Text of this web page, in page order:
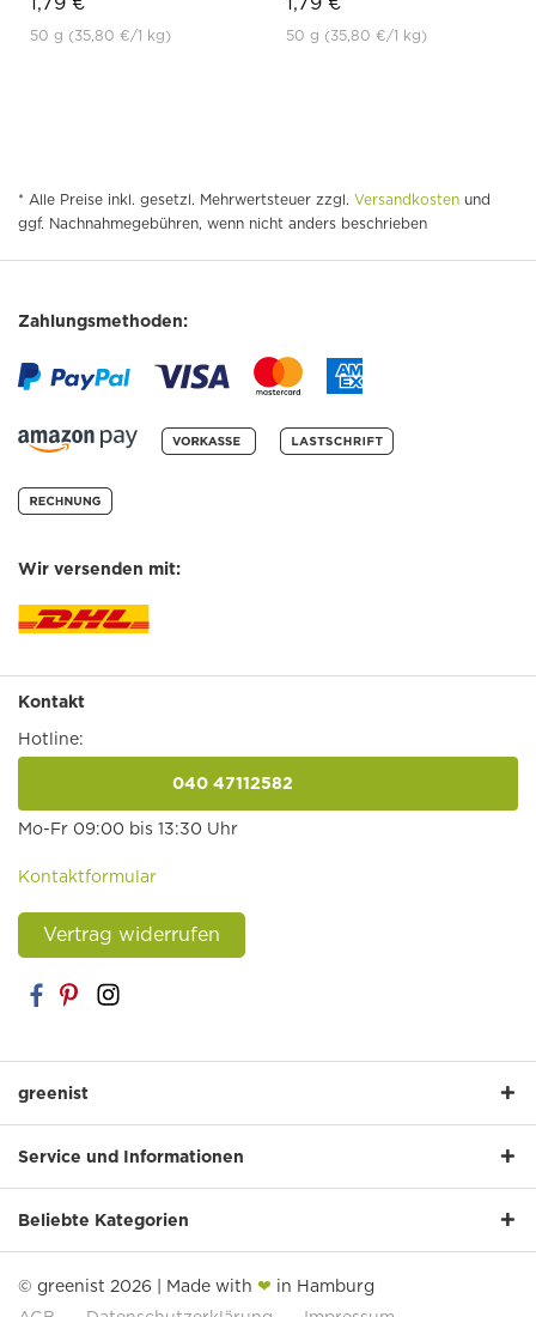
50 g (35,80 €/1 kg) 50 g (35,80 €/1 kg)
* Alle Preise inkl. gesetzl. Mehrwertsteuer zzgl. Versandkosten und
ggf. Nachnahmegebühren, wenn nicht anders beschrieben
Zahlungsmethoden:
Wir versenden mit:
Kontakt
Hotline:
040 47112582
Mo-Fr 09:00 bis 13:30 Uhr
Kontaktformular
Vertrag widerrufen
greenist
Service und Informationen
Beliebte Kategorien
© greenist 2026 | Made with ❤ in Hamburg